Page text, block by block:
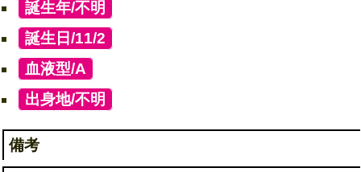
誕生年/不明
誕生日/11/2
血液型/A
出身地/不明
備考